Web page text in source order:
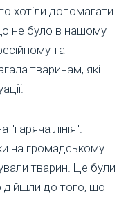
хотіли допомагати.
не було в нашому
та
тваринам, які
лінія".
на громадському
тварин. Це були
дійшли до того, що